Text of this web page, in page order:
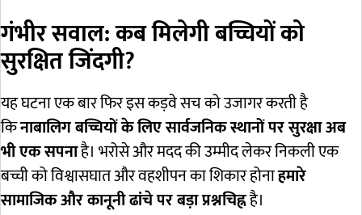
गंभीर सवाल: कब मिलेगी बच्चियों को
सुरक्षित जिंदगी?
यह घटना एक बार फिर इस कड़वे सच को उजागर करती है
किनाबालिग बच्चियों के लिए सार्वजनिक स्थानों पर सुरक्षा अब
भी एक सपनाहै। भरोसे और मदद की उम्मीद लेकर निकली एक
बच्ची को विश्वासघात और वहशीपन का शिकार होनाहमारे
सामाजिक और कानूनी ढांचे पर बड़ा प्रश्नचिह्नहै।